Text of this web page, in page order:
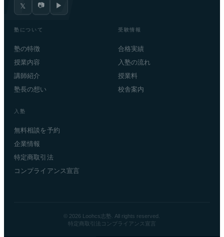
𝕏 📷 ▶
塾について
塾の特徴
授業内容
講師紹介
塾長の想い
受験情報
合格実績
入塾の流れ
授業料
校舎案内
入塾
無料相談を予約
企業情報
特定商取引法
コンプライアンス宣言
© 2026 Loohcs志塾. All rights reserved.
特定商取引法 コンプライアンス宣言